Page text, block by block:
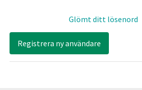
Glömt ditt lösenord
Registrera ny användare